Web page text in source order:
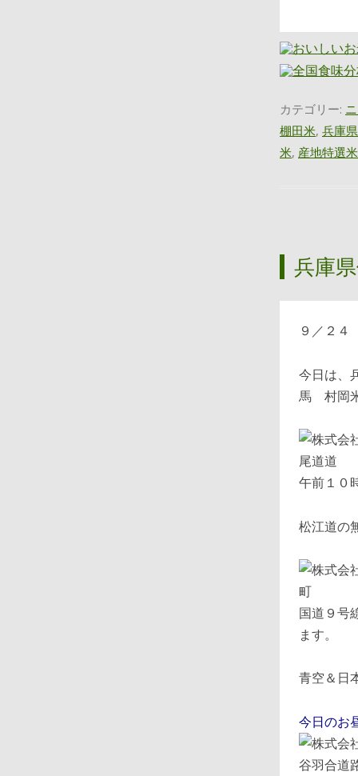
カテゴリー:
棚田米, 兵庫
米, 産地特選米
兵庫
９／２４
今日は、
馬 村
午前１０
松江道の
国道９号
ます。
青空＆日
今日のお